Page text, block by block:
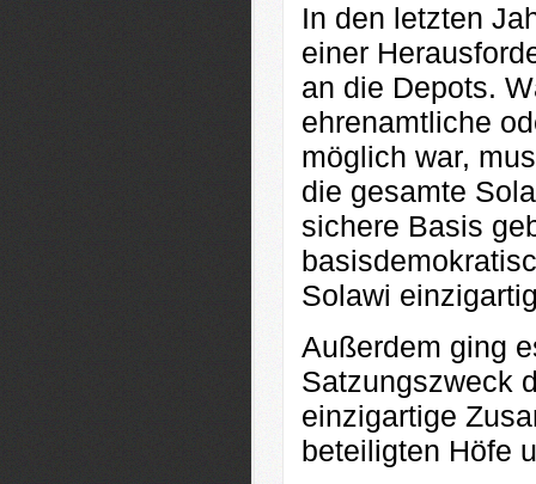
In den letzten
einer
an die Depots.
ehrenamtliche
möglich war,
die gesamte
sichere Basis
Solawi
Außerdem ging
Satzungszweck
einzigartige
beteiligten Höfe